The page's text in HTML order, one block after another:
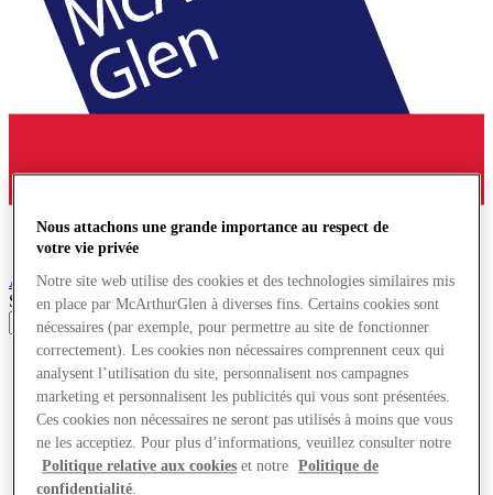
AshfordVillage de Marques
Search input
Magasins
Offres
Planifiez votre visite
Quoi de neuf
Mangez et buvez
Cartes cadeaux
Services
Nous attachons une grande importance au respect de
votre vie privée
Notre site web utilise des cookies et des technologies similaires mis
en place par McArthurGlen à diverses fins. Certains cookies sont
nécessaires (par exemple, pour permettre au site de fonctionner
correctement). Les cookies non nécessaires comprennent ceux qui
analysent l’utilisation du site, personnalisent nos campagnes
marketing et personnalisent les publicités qui vous sont présentées.
Ces cookies non nécessaires ne seront pas utilisés à moins que vous
ne les acceptiez. Pour plus d’informations, veuillez consulter notre
Politique relative aux cookies et notre
Politique de
confidentialité.